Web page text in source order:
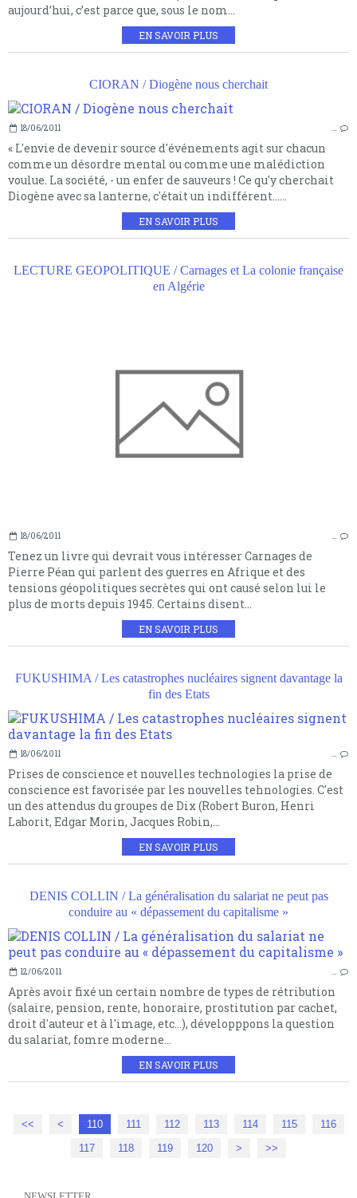
aujourd’hui, c’est parce que, sous le nom...
EN SAVOIR PLUS
CIORAN / Diogène nous cherchait
18/06/2011 …
« L'envie de devenir source d'événements agit sur chacun
comme un désordre mental ou comme une malédiction
voulue. La société, - un enfer de sauveurs ! Ce qu'y cherchait
Diogène avec sa lanterne, c'était un indifférent......
EN SAVOIR PLUS
LECTURE GEOPOLITIQUE / Carnages et La colonie française
en Algérie
18/06/2011 …
Tenez un livre qui devrait vous intéresser Carnages de
Pierre Péan qui parlent des guerres en Afrique et des
tensions géopolitiques secrètes qui ont causé selon lui le
plus de morts depuis 1945. Certains disent...
EN SAVOIR PLUS
FUKUSHIMA / Les catastrophes nucléaires signent davantage la
fin des Etats
18/06/2011 …
Prises de conscience et nouvelles technologies la prise de
conscience est favorisée par les nouvelles tehnologies. C'est
un des attendus du groupes de Dix (Robert Buron, Henri
Laborit, Edgar Morin, Jacques Robin,...
EN SAVOIR PLUS
DENIS COLLIN / La généralisation du salariat ne peut pas
conduire au « dépassement du capitalisme »
12/06/2011 …
Après avoir fixé un certain nombre de types de rétribution
(salaire, pension, rente, honoraire, prostitution par cachet,
droit d'auteur et à l'image, etc...), développpons la question
du salariat, fomre moderne...
EN SAVOIR PLUS
<< < 100
110 111 112 113 114 115
116
117
118 119 120 130
140
150
160
> >>